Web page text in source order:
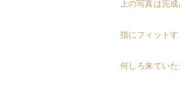
上の写真は完
指にフィットす
何しろ来てい